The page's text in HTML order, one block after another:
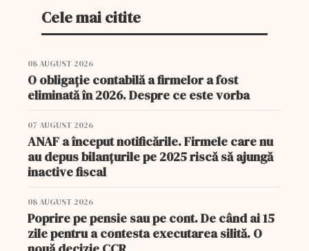
Cele mai citite
08 AUGUST 2026
O obligație contabilă a firmelor a fost
eliminată în 2026. Despre ce este vorba
07 AUGUST 2026
ANAF a început notificările. Firmele care nu
au depus bilanțurile pe 2025 riscă să ajungă
inactive fiscal
08 AUGUST 2026
Poprire pe pensie sau pe cont. De când ai 15
zile pentru a contesta executarea silită. O